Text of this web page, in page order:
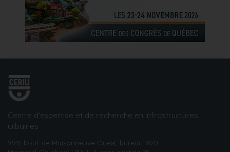
Centre d’expertise et de recherche en infrastructures
urbaines
999, boul. de Maisonneuve Ouest, bureau 1620